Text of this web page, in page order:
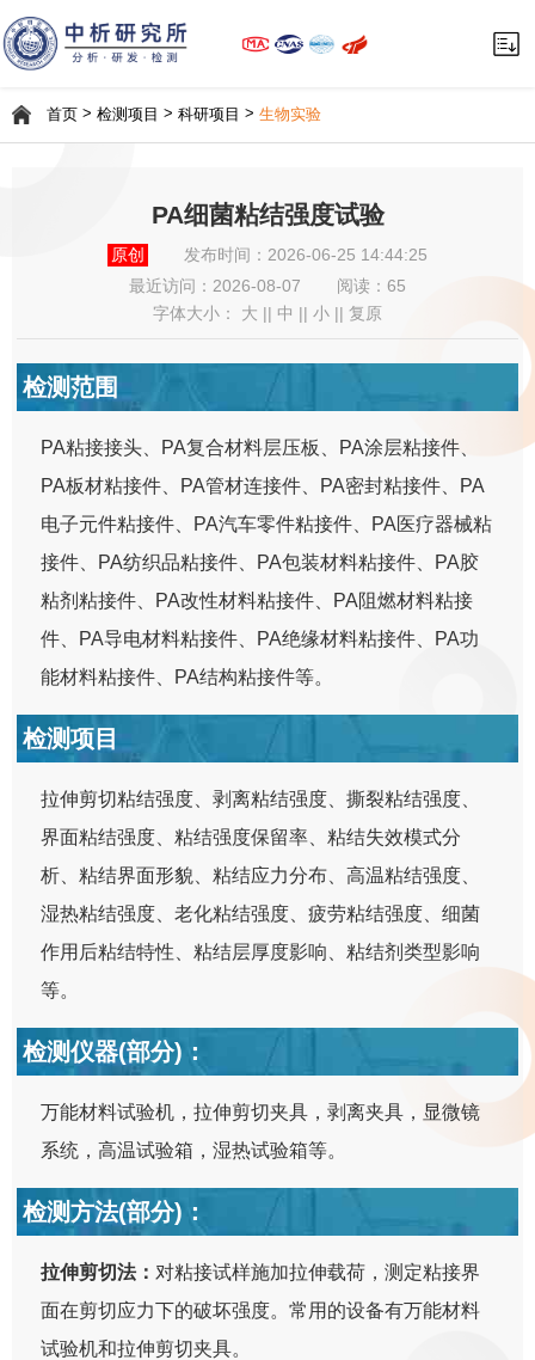
首页> 检测项目 > 科研项目 > 生物实验
PA细菌粘结强度试验
原创
发布时间：2026-06-25 14:44:25
最近访问：2026-08-07
阅读：65
字体大小： 大 中 小 复原
检测范围
PA粘接接头、PA复合材料层压板、PA涂层粘接件、
PA板材粘接件、PA管材连接件、PA密封粘接件、PA
电子元件粘接件、PA汽车零件粘接件、PA医疗器械粘
接件、PA纺织品粘接件、PA包装材料粘接件、PA胶
粘剂粘接件、PA改性材料粘接件、PA阻燃材料粘接
件、PA导电材料粘接件、PA绝缘材料粘接件、PA功
能材料粘接件、PA结构粘接件等。
检测项目
拉伸剪切粘结强度、剥离粘结强度、撕裂粘结强度、
界面粘结强度、粘结强度保留率、粘结失效模式分
析、粘结界面形貌、粘结应力分布、高温粘结强度、
湿热粘结强度、老化粘结强度、疲劳粘结强度、细菌
作用后粘结特性、粘结层厚度影响、粘结剂类型影响
等。
检测仪器(部分)：
万能材料试验机，拉伸剪切夹具，剥离夹具，显微镜
系统，高温试验箱，湿热试验箱等。
检测方法(部分)：
拉伸剪切法： 对粘接试样施加拉伸载荷，测定粘接界
面在剪切应力下的破坏强度。常用的设备有万能材料
试验机和拉伸剪切夹具。